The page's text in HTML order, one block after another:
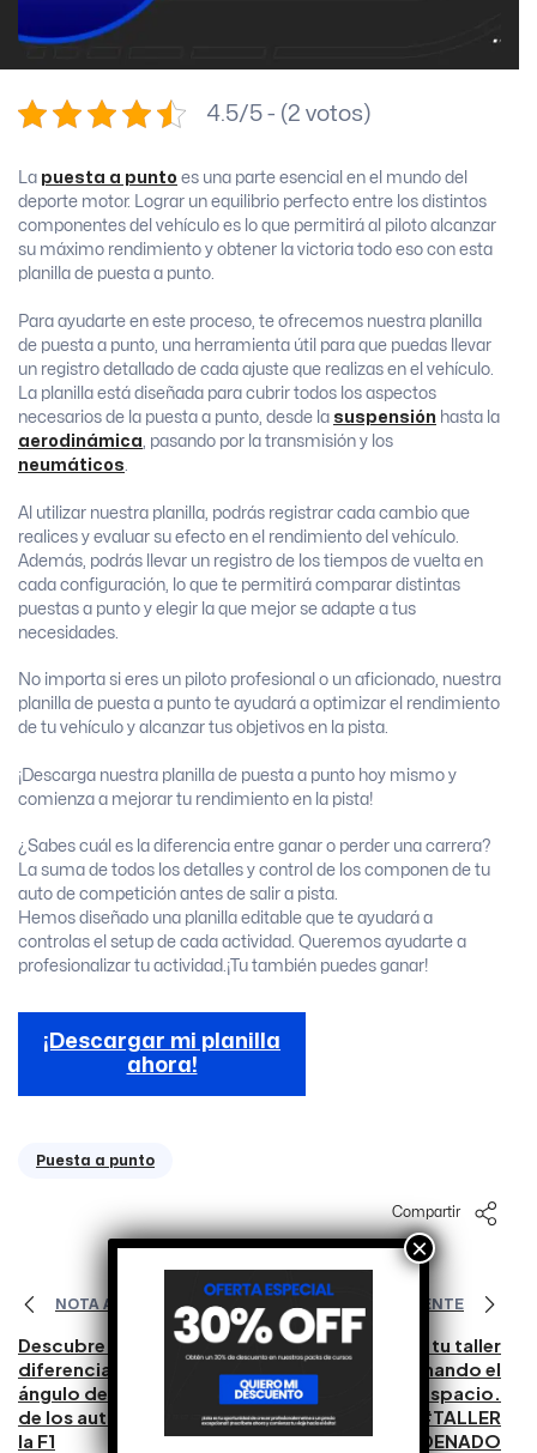
4.5/5 - (2 votos)
La puesta a punto es una parte esencial en el mundo del
deporte motor. Lograr un equilibrio perfecto entre los distintos
componentes del vehículo es lo que permitirá al piloto alcanzar
su máximo rendimiento y obtener la victoria todo eso con esta
planilla de puesta a punto.
Para ayudarte en este proceso, te ofrecemos nuestra planilla
de puesta a punto, una herramienta útil para que puedas llevar
un registro detallado de cada ajuste que realizas en el vehículo.
La planilla está diseñada para cubrir todos los aspectos
necesarios de la puesta a punto, desde la suspensión hasta la
aerodinámica , pasando por la transmisión y los
neumáticos
Al utilizar nuestra planilla, podrás registrar cada cambio que
realices y evaluar su efecto en el rendimiento del vehículo.
Además, podrás llevar un registro de los tiempos de vuelta en
cada configuración, lo que te permitirá comparar distintas
puestas a punto y elegir la que mejor se adapte a tus
necesidades.
No importa si eres un piloto profesional o un aficionado, nuestra
planilla de puesta a punto te ayudará a optimizar el rendimiento
de tu vehículo y alcanzar tus objetivos en la pista.
¡Descarga nuestra planilla de puesta a punto hoy mismo y
comienza a mejorar tu rendimiento en la pista!
¿Sabes cuál es la diferencia entre ganar o perder una carrera?
La suma de todos los detalles y control de los componen de tu
auto de competición antes de salir a pista.
Hemos diseñado una planilla editable que te ayudará a
controlas el setup de cada actividad. Queremos ayudarte a
profesionalizar tu actividad.¡Tu también puedes ganar!
¡Descargar mi planilla
ahora!
Puesta a punto
Compartir
NOTA ANTERIOR
Descubre las
diferencias en el
ángulo de inclinación
de los autos líderes de
la F1
NOTA SIGUIENTE
Ordena tu taller
aprovechando el
máximo de espacio.
#TALLER
#TODOORDENADO
×